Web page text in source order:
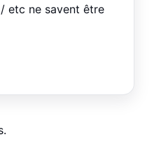
etc ne savent être